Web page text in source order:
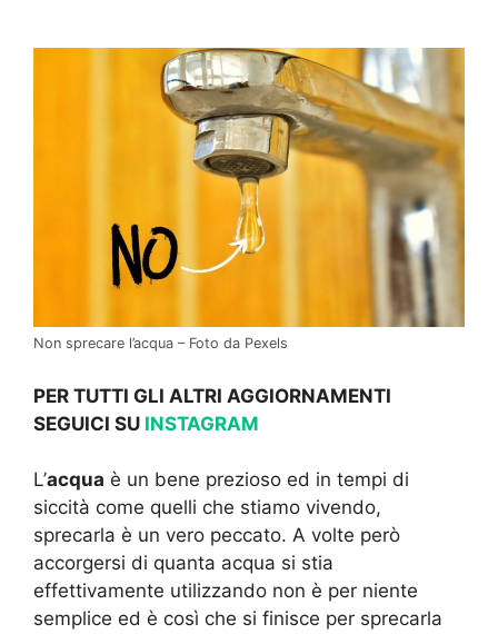
Non sprecare l’acqua – Foto da Pexels
PER TUTTI GLI ALTRI AGGIORNAMENTI
SEGUICI SU INSTAGRAM
L’acqua è un bene prezioso ed in tempi di
siccità come quelli che stiamo vivendo,
sprecarla è un vero peccato. A volte però
accorgersi di quanta acqua si stia
effettivamente utilizzando non è per niente
semplice ed è così che si finisce per sprecarla